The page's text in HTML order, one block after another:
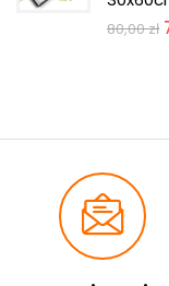
80,00zł